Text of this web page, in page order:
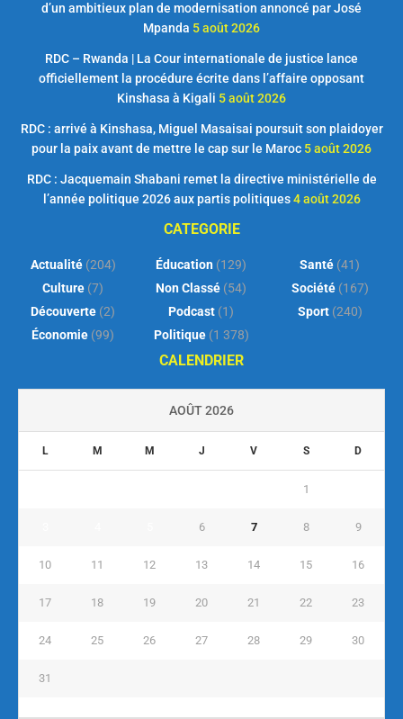
d’un ambitieux plan de modernisation annoncé par José
Mpanda 5 août 2026
RDC – Rwanda | La Cour internationale de justice lance
officiellement la procédure écrite dans l’affaire opposant
Kinshasa à Kigali 5 août 2026
RDC : arrivé à Kinshasa, Miguel Masaisai poursuit son plaidoyer
pour la paix avant de mettre le cap sur le Maroc 5 août 2026
RDC : Jacquemain Shabani remet la directive ministérielle de
l’année politique 2026 aux partis politiques 4 août 2026
CATEGORIE
Actualité(204)
Culture (7)
Découverte (2)
Économie (99)
Éducation (129)
Non Classé (54)
Podcast (1)
Politique(1 378)
Santé (41)
Société(167)
Sport(240)
CALENDRIER
AOÛT 2026
L M M J V S D
1
6 7 8 9
10 11 12 13 14 15 16
17 18 19 20 21 22 23
24 25 26 27 28 29 30
31